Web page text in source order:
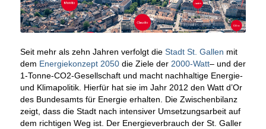
Seit mehr als zehn Jahren verfolgt die Stadt St. Gallen mit
dem Energiekonzept 2050die Ziele der 2000-Watt– und der
1-Tonne-CO2-Gesellschaft und macht nachhaltige Energie-
und Klimapolitik. Hierfür hat sie im Jahr 2012 den Watt d’Or
des Bundesamts für Energie erhalten. Die Zwischenbilanz
zeigt, dass die Stadt nach intensiver Umsetzungsarbeit auf
dem richtigen Weg ist. Der Energieverbrauch der St. Galler